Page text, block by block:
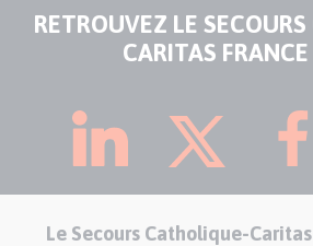
RETROUVEZ LE
CARITAS FRANCE
Le Secours Catholique-